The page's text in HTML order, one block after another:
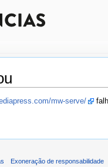
mw-serve/
Exoneração de responsabilidade